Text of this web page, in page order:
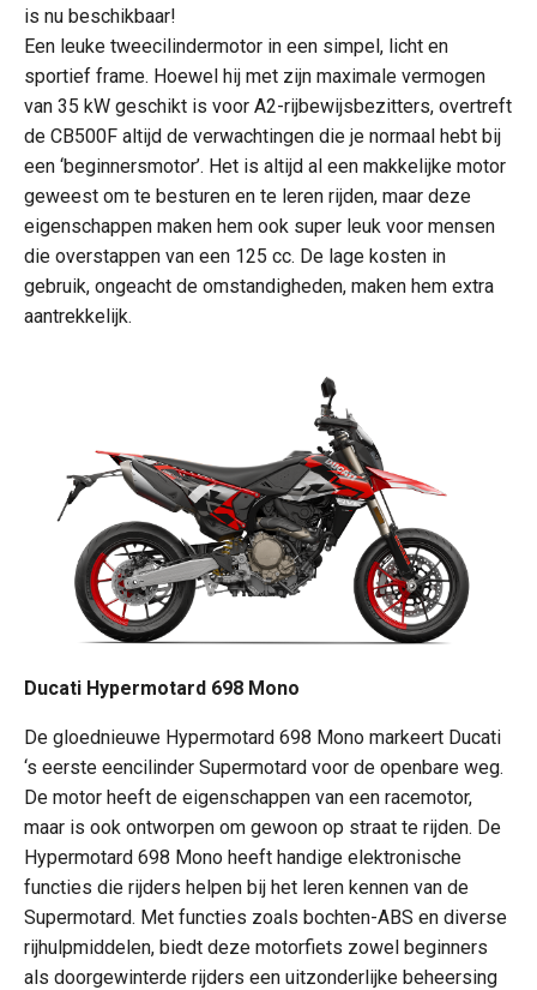
is nu beschikbaar!
Een leuke tweecilindermotor in een simpel, licht en
sportief frame. Hoewel hij met zijn maximale vermogen
van 35 kW geschikt is voor A2-rijbewijsbezitters, overtreft
de CB500F altijd de verwachtingen die je normaal hebt bij
een ‘beginnersmotor’. Het is altijd al een makkelijke motor
geweest om te besturen en te leren rijden, maar deze
eigenschappen maken hem ook super leuk voor mensen
die overstappen van een 125 cc. De lage kosten in
gebruik, ongeacht de omstandigheden, maken hem extra
aantrekkelijk.
Ducati Hypermotard 698 Mono
De gloednieuwe Hypermotard 698 Mono markeert Ducati
‘s eerste eencilinder Supermotard voor de openbare weg.
De motor heeft de eigenschappen van een racemotor,
maar is ook ontworpen om gewoon op straat te rijden. De
Hypermotard 698 Mono heeft handige elektronische
functies die rijders helpen bij het leren kennen van de
Supermotard. Met functies zoals bochten-ABS en diverse
rijhulpmiddelen, biedt deze motorfiets zowel beginners
als doorgewinterde rijders een uitzonderlijke beheersing